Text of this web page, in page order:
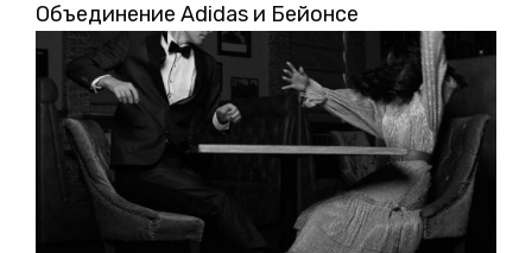
Объединение Adidas и Бейонсе